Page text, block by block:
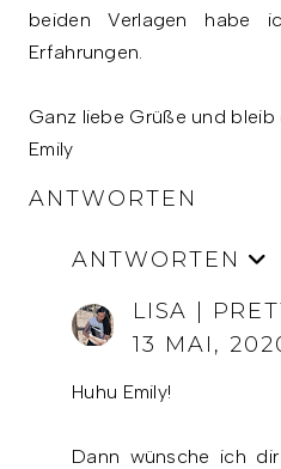
beiden Verlagen habe
Erfahrungen.
Ganz liebe Grüße und bleib
Emily
ANTWORTEN
ANTWORTEN
LISA |
13 MAI,
Huhu Emily!
Dann wünsche ich